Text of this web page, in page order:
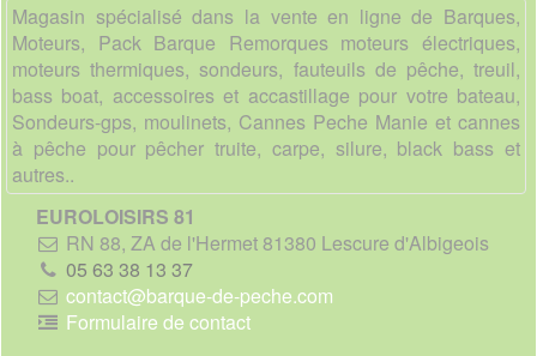
Magasin spécialisé dans la vente en ligne de Barques,
Moteurs, Pack Barque Remorques moteurs électriques,
moteurs thermiques, sondeurs, fauteuils de pêche, treuil,
bass boat, accessoires et accastillage pour votre bateau,
Sondeurs-gps, moulinets, Cannes Peche Manie et cannes
à pêche pour pêcher truite, carpe, silure, black bass et
autres..
EUROLOISIRS 81
RN 88, ZA de l'Hermet 81380 Lescure d'Albigeois
05 63 38 13 37
contact@barque-de-peche.com
Formulaire de contact